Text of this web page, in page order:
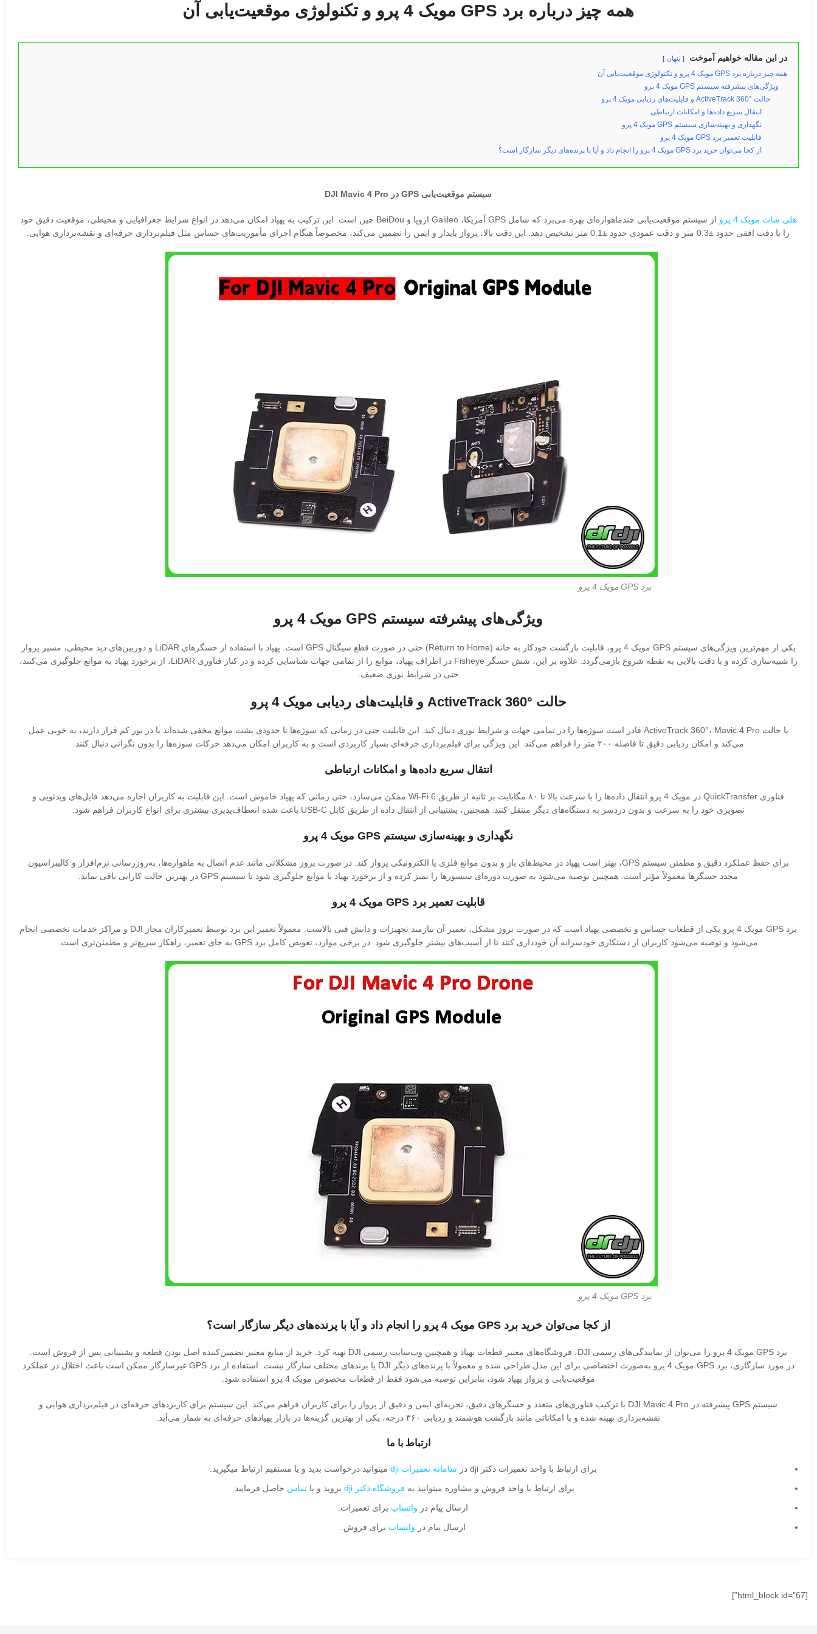
همه چیز درباره برد GPS مویک 4 پرو و تکنولوژی موقعیت‌یابی آن
در این مقاله خواهیم آموخت پنهان
همه چیز درباره برد GPS مویک 4 پرو و تکنولوژی موقعیت‌یابی آن
ویژگی‌های پیشرفته سیستم GPS مویک 4 پرو
حالت ActiveTrack 360° و قابلیت‌های ردیابی مویک 4 پرو
انتقال سریع داده‌ها و امکانات ارتباطی
نگهداری و بهینه‌سازی سیستم GPS مویک 4 پرو
قابلیت تعمیر برد GPS مویک 4 پرو
از کجا می‌توان خرید برد GPS مویک 4 پرو را انجام داد و آیا با پرنده‌های دیگر سازگار است؟
سیستم موقعیت‌یابی GPS در DJI Mavic 4 Pro
هلی شات مویک 4 پرو
از سیستم موقعیت‌یابی چندماهواره‌ای بهره می‌برد که شامل GPS آمریکا، Galileo اروپا و BeiDou چین است. این ترکیب به پهپاد امکان می‌دهد در انواع شرایط جغرافیایی و محیطی، موقعیت دقیق خود
را با دقت افقی حدود ±0.3 متر و دقت عمودی حدود ±0.1 متر تشخیص دهد. این دقت بالا، پرواز پایدار و ایمن را تضمین می‌کند، مخصوصاً هنگام اجرای مأموریت‌های حساس مثل فیلم‌برداری حرفه‌ای و نقشه‌برداری هوایی.
برد GPS مویک 4 پرو
ویژگی‌های پیشرفته سیستم GPS مویک 4 پرو
یکی از مهم‌ترین ویژگی‌های سیستم GPS مویک 4 پرو، قابلیت بازگشت خودکار به خانه (Return to Home) حتی در صورت قطع سیگنال GPS است. پهپاد با استفاده از حسگرهای LiDAR و دوربین‌های دید محیطی، مسیر پرواز
را شبیه‌سازی کرده و با دقت بالایی به نقطه شروع بازمی‌گردد. علاوه بر این، شش حسگر Fisheye در اطراف پهپاد، موانع را از تمامی جهات شناسایی کرده و در کنار فناوری LiDAR، از برخورد پهپاد به موانع جلوگیری می‌کنند،
حتی در شرایط نوری ضعیف.
حالت ActiveTrack 360° و قابلیت‌های ردیابی مویک 4 پرو
با حالت ActiveTrack 360°، Mavic 4 Pro قادر است سوژه‌ها را در تمامی جهات و شرایط نوری دنبال کند. این قابلیت حتی در زمانی که سوژه‌ها تا حدودی پشت موانع مخفی شده‌اند یا در نور کم قرار دارند، به خوبی عمل
می‌کند و امکان ردیابی دقیق تا فاصله ۲۰۰ متر را فراهم می‌کند. این ویژگی برای فیلم‌برداری حرفه‌ای بسیار کاربردی است و به کاربران امکان می‌دهد حرکات سوژه‌ها را بدون نگرانی دنبال کنند.
انتقال سریع داده‌ها و امکانات ارتباطی
فناوری QuickTransfer در مویک 4 پرو انتقال داده‌ها را با سرعت بالا تا ۸۰ مگابایت بر ثانیه از طریق Wi-Fi 6 ممکن می‌سازد، حتی زمانی که پهپاد خاموش است. این قابلیت به کاربران اجازه می‌دهد فایل‌های ویدئویی و
تصویری خود را به سرعت و بدون دردسر به دستگاه‌های دیگر منتقل کنند. همچنین، پشتیبانی از انتقال داده از طریق کابل USB-C باعث شده انعطاف‌پذیری بیشتری برای انواع کاربران فراهم شود.
نگهداری و بهینه‌سازی سیستم GPS مویک 4 پرو
برای حفظ عملکرد دقیق و مطمئن سیستم GPS، بهتر است پهپاد در محیط‌های باز و بدون موانع فلزی یا الکترونیکی پرواز کند. در صورت بروز مشکلاتی مانند عدم اتصال به ماهواره‌ها، به‌روزرسانی نرم‌افزار و کالیبراسیون
مجدد حسگرها معمولاً مؤثر است. همچنین توصیه می‌شود به صورت دوره‌ای سنسورها را تمیز کرده و از برخورد پهپاد با موانع جلوگیری شود تا سیستم GPS در بهترین حالت کارایی باقی بماند.
قابلیت تعمیر برد GPS مویک 4 پرو
برد GPS مویک 4 پرو یکی از قطعات حساس و تخصصی پهپاد است که در صورت بروز مشکل، تعمیر آن نیازمند تجهیزات و دانش فنی بالاست. معمولاً تعمیر این برد توسط تعمیرکاران مجاز DJI و مراکز خدمات تخصصی انجام
می‌شود و توصیه می‌شود کاربران از دستکاری خودسرانه آن خودداری کنند تا از آسیب‌های بیشتر جلوگیری شود. در برخی موارد، تعویض کامل برد GPS به جای تعمیر، راهکار سریع‌تر و مطمئن‌تری است.
برد GPS مویک 4 پرو
از کجا می‌توان خرید برد GPS مویک 4 پرو را انجام داد و آیا با پرنده‌های دیگر سازگار است؟
برد GPS مویک 4 پرو را می‌توان از نمایندگی‌های رسمی DJI، فروشگاه‌های معتبر قطعات پهپاد و همچنین وب‌سایت رسمی DJI تهیه کرد. خرید از منابع معتبر تضمین‌کننده اصل بودن قطعه و پشتیبانی پس از فروش است.
در مورد سازگاری، برد GPS مویک 4 پرو به‌صورت اختصاصی برای این مدل طراحی شده و معمولاً با پرنده‌های دیگر DJI یا برندهای مختلف سازگار نیست. استفاده از برد GPS غیرسازگار ممکن است باعث اختلال در عملکرد
موقعیت‌یابی و پرواز پهپاد شود، بنابراین توصیه می‌شود فقط از قطعات مخصوص مویک 4 پرو استفاده شود.
سیستم GPS پیشرفته در DJI Mavic 4 Pro با ترکیب فناوری‌های متعدد و حسگرهای دقیق، تجربه‌ای ایمن و دقیق از پرواز را برای کاربران فراهم می‌کند. این سیستم برای کاربردهای حرفه‌ای در فیلم‌برداری هوایی و
نقشه‌برداری بهینه شده و با امکاناتی مانند بازگشت هوشمند و ردیابی ۳۶۰ درجه، یکی از بهترین گزینه‌ها در بازار پهپادهای حرفه‌ای به شمار می‌آید.
ارتباط با ما
برای ارتباط با واحد تعمیرات دکتر dji در سامانه تعمیرات dji
میتوانید درخواست بدید و یا مستقیم ارتباط میگیرید.
برای ارتباط با واحد فروش و مشاوره میتوانید به فروشگاه دکتر dji بروید و یاتماس حاصل فرمایید.
ارسال پیام در واتساپ برای تعمیرات.
ارسال پیام در واتساپ برای فروش.
[html_block id="67"]